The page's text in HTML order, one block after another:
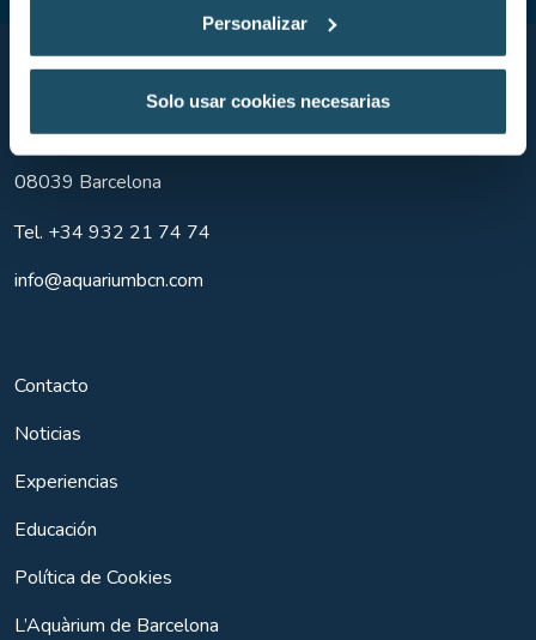
Personalizar
Solo usar cookies necesarias
Aquarium BCN
Moll d'Espanya del Port Vell, s/n
08039 Barcelona
Tel. +34 932 21 74 74
info@aquariumbcn.com
Contacto
Noticias
Experiencias
Educación
Política de Cookies
L’Aquàrium de Barcelona